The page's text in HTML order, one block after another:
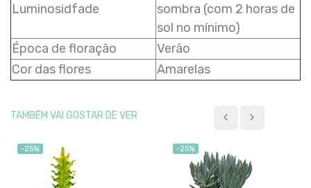
Luminosidfade
sombra (com 2 horas de
sol no mínimo)
Época de floração
Verão
Cor das flores
Amarelas
TAMBÉM VAI GOSTAR DE VER
-25% -25%